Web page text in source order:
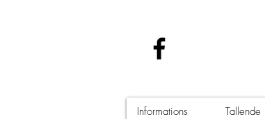
Informations Tallende